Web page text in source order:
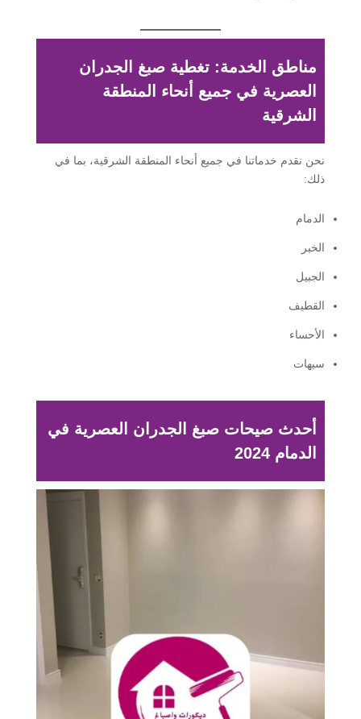
مناطق الخدمة: تغطية صبغ الجدران
العصرية في جميع أنحاء المنطقة
الشرقية
نحن نقدم خدماتنا في جميع أنحاء المنطقة الشرقية، بما في
ذلك:
الدمام
الخبر
الجبيل
القطيف
الأحساء
سيهات
أحدث صيحات صبغ الجدران العصرية في
الدمام 2024